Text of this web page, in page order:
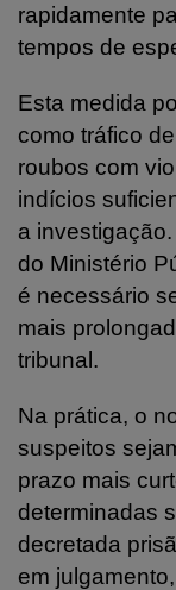
rapidamente
tempos de
Esta medida
como tráfico
roubos com
indícios
a
do Ministério
é necessário
mais
tribunal.
Na prática, o
suspeitos
prazo mais
determinadas
decretada
em